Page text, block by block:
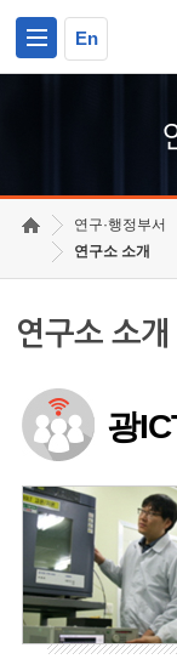
En
연구·행정부서
연구소 소개
연구소 소개
광